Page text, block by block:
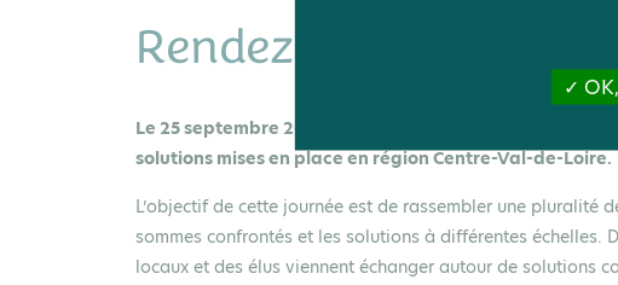
Rendez-vous le 25
Le 25 septembre 2026, ce séminaire propose de
solutions mises en place en région Centre-Val-de-Loire.
L’objectif de cette journée est de rassembler une
sommes confrontés et les solutions à différentes échelles.
locaux et des élus viennent échanger autour de solutions